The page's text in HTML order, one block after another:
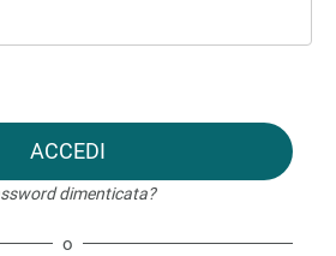
ACCEDI
dimenticata?
o